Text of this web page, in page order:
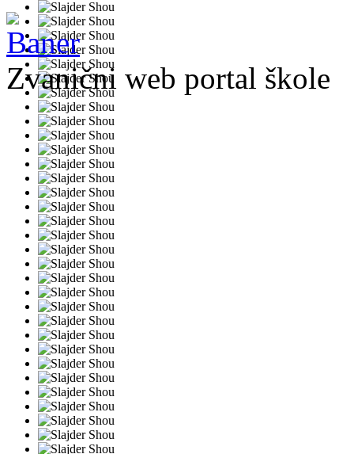
Zvanični web portal škole